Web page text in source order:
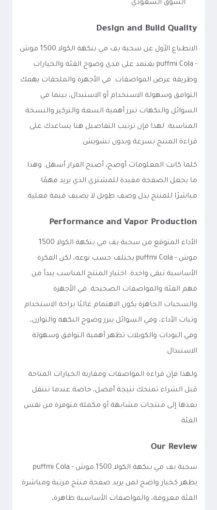
السوق السعودي
Design and Build Quality
الانطباع الأول عن سحبة بف مي بنكهة الكولا 1500 موش
- puffmi Cola يعتمد على مدى وضوح الفئة والخيارات
وطريقة عرض المواصفات. في الأجهزة والملحقات يهمك
التوافق وسهولة الاستخدام أو الاستبدال، بينما في
السوائل والنكهات تبرز أهمية السعة والتركيز والنسخة
المناسبة. لهذا فإن ترتيب التفاصيل هنا يساعدك على
قراءة المنتج بسرعة وبدون تشويش.
كلما كانت المعلومات أوضح، أصبح القرار أسهل. وهذا
ما يجعل الصفحة مفيدة للمشتري الذي يريد فهمًا
مباشرًا للمنتج بدل وصف طويل لا يضيف قيمة فعلية.
Performance and Vapor Production
الأداء المتوقع من سحبة بف مي بنكهة الكولا 1500
موش - puffmi Cola يختلف حسب نوعه، لكن الفكرة
الأساسية تبقى واحدة: اختيار المنتج المناسب يبدأ من
فهم الفئة والمواصفات الصحيحة. في الأجهزة
والسحبات الجاهزة يكون الاهتمام غالبًا براحة الاستخدام
وثبات الأداء، وفي السوائل يبرز وضوح النكهة والتوازن،
وفي البودات والكويلات تظهر أهمية التوافق وسهولة
الاستبدال.
ولهذا فإن قراءة المواصفات ومقارنة الخيارات المتاحة
قبل الشراء تمنحك نتيجة أفضل، خاصة عندما تنتقل
بعدها إلى منتجات مشابهة أو مكملة متوفرة من نفس
الفئة.
Our Review
سحبة بف مي بنكهة الكولا 1500 موش - puffmi Cola
يظهر كخيار واضح لمن يريد صفحة منتج مرتبة ومباشرة.
الفئة معروفة، والمواصفات الأساسية ظاهرة،